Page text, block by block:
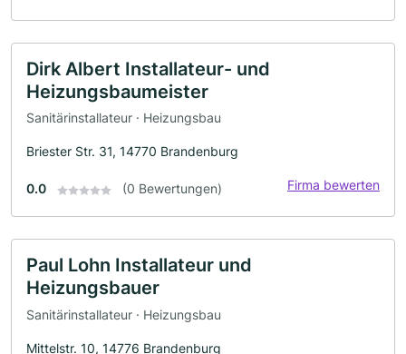
Dirk Albert Installateur- und
Heizungsbaumeister
Sanitärinstallateur · Heizungsbau
Briester Str. 31, 14770 Brandenburg
0.0 (0 Bewertungen) Firma bewerten
Paul Lohn Installateur und
Heizungsbauer
Sanitärinstallateur · Heizungsbau
Mittelstr. 10, 14776 Brandenburg